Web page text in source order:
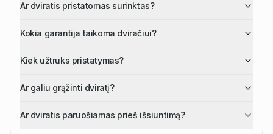
Ar dviratis pristatomas surinktas?
Kokia garantija taikoma dviračiui?
Kiek užtruks pristatymas?
Ar galiu grąžinti dviratį?
Ar dviratis paruošiamas prieš išsiuntimą?